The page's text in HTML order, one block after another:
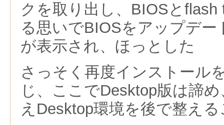
クを取り出し、BIOSと
る思いでBIOSをアップデー
が表示され、ほっとした
さっそく再度インストール
じ、ここでDesktop版は諦
えDesktop環境を後で整え